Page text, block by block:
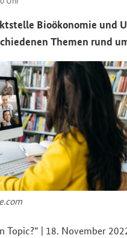
Bio­öko­no­mie und
The­men rund
Topic?“ | 18. No­vem­ber